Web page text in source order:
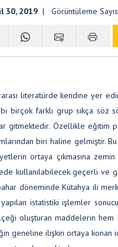
30, 2019 | Görüntüleme
literatürde kendine yer
birçok farklı grup sıkça söz
gitmektedir. Özellikle eğitim
biri haline gelmiştir.
ortaya çıkmasına
kullanılabilecek geçerli ve
döneminde Kütahya ili
istatistiki işlemler
oluşturan maddelerin
geneline ilişkin ortaya